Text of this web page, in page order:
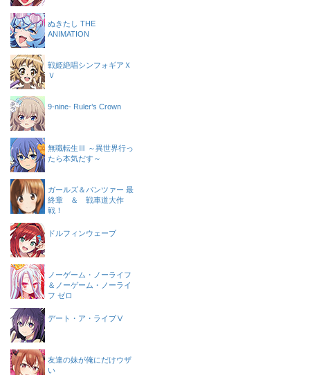
ぬきたし THE
ANIMATION
戦姫絶唱シンフォギアＸ
Ｖ
9-nine- Ruler’s Crown
無職転生Ⅲ ～異世界行っ
たら本気だす～
ガールズ＆パンツァー 最
終章 ＆ 戦車道大作
戦！
ドルフィンウェーブ
ノーゲーム・ノーライフ
＆ノーゲーム・ノーライ
フ ゼロ
デート・ア・ライブⅤ
友達の妹が俺にだけウザ
い